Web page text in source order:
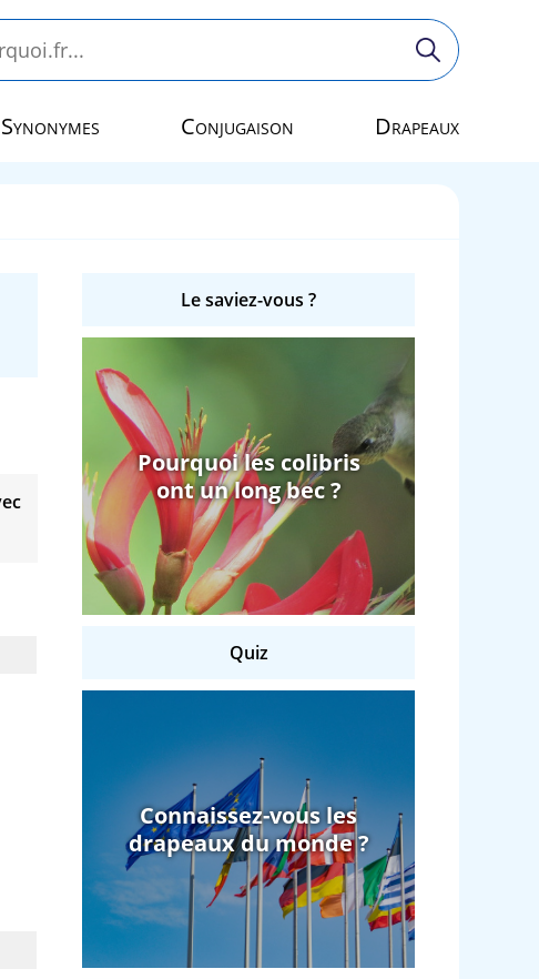
Synonymes Conjugaison Drapeaux
Le saviez-vous ?
Pourquoi les colibris
ont un long bec ?
Quiz
Connaissez-vous les
drapeaux du monde ?